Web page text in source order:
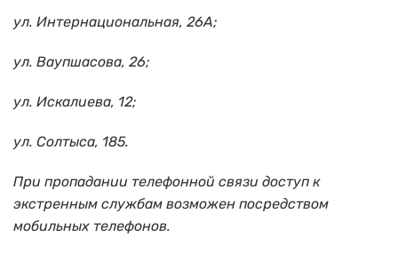
ул. Интернациональная, 26А;
ул. Ваупшасова, 26;
ул. Искалиева, 12;
ул. Солтыса, 185.
При пропадании телефонной связи доступ к
экстренным службам возможен посредством
мобильных телефонов.